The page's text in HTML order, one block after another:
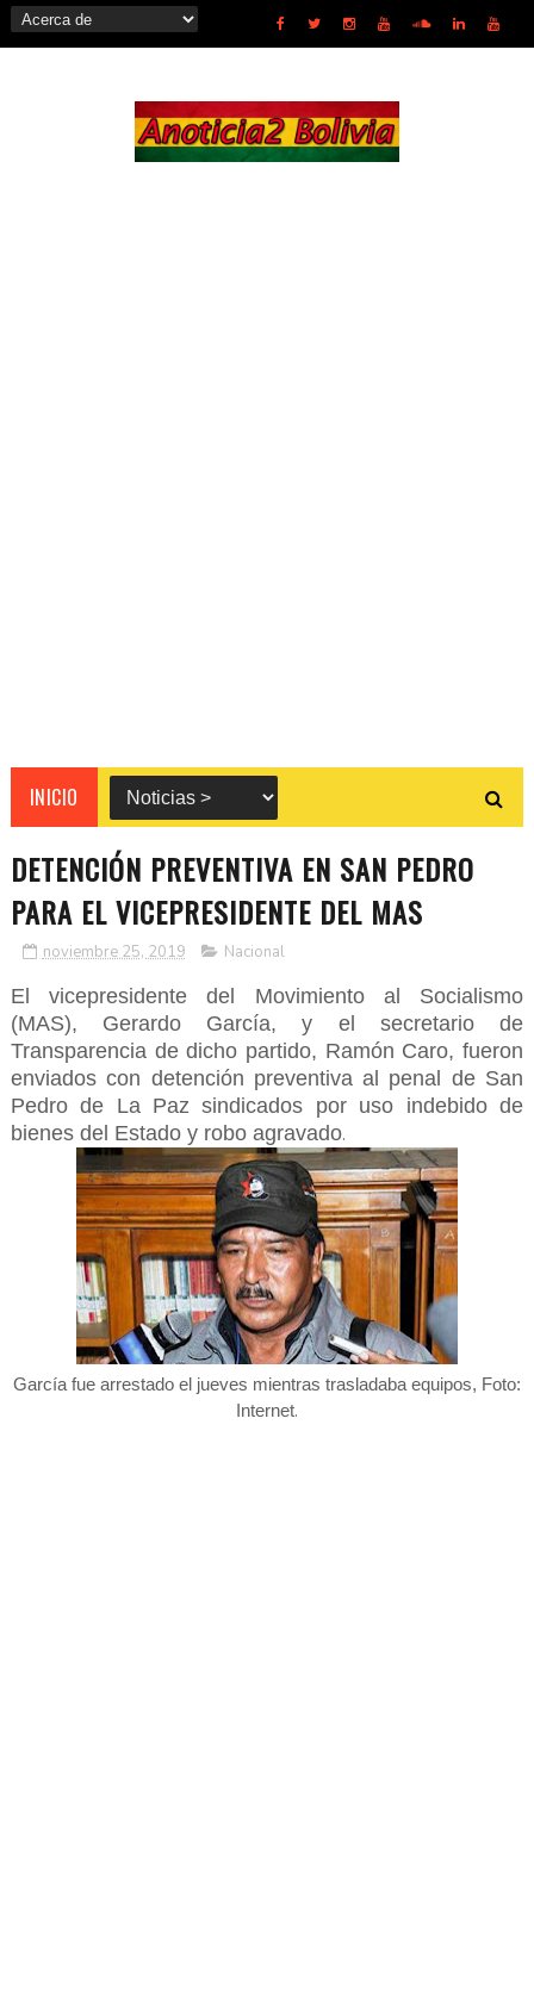
INICIO
DETENCIÓN PREVENTIVA EN SAN PEDRO
PARA EL VICEPRESIDENTE DEL MAS
noviembre 25, 2019 Nacional
El vicepresidente del Movimiento al Socialismo
(MAS), Gerardo García, y el secretario de
Transparencia de dicho partido, Ramón Caro, fueron
enviados con detención preventiva al penal de San
Pedro de La Paz sindicados por uso indebido de
bienes del Estado y robo agravado.
García fue arrestado el jueves mientras trasladaba equipos, Foto:
Internet.